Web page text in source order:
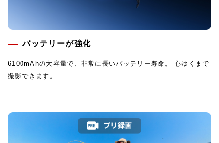
バッテリーが強化
6100mAhの大容量で、非常に長いバッテリー寿命。 心ゆくまで
撮影できます。